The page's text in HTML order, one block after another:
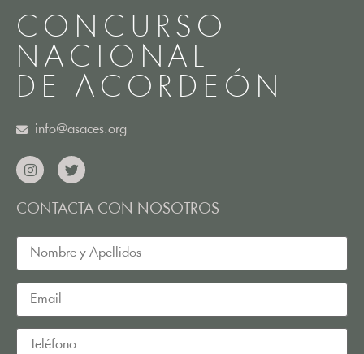
CONCURSO
NACIONAL
DE ACORDEÓN
info@asaces.org
CONTACTA CON NOSOTROS